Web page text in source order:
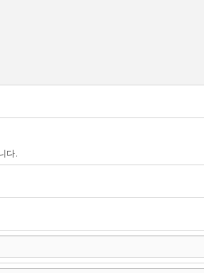
해 제공할 재화·상품의 내용을 변경할 수 있습
사양의 변경 등의 사유로 변경할 경우에는
개인정보를 지체 없이 파기합니다.
삭제하셔야 합니다.
인인증번호, 글제목, 내용 등)
다.